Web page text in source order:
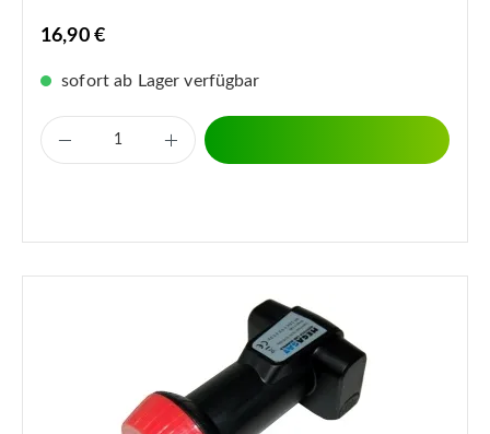
16,90 €
sofort ab Lager verfügbar